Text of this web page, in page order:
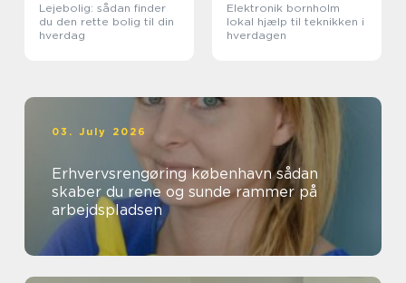
Lejebolig: sådan finder
du den rette bolig til din
hverdag
Elektronik bornholm
lokal hjælp til teknikken i
hverdagen
03. July 2026
Erhvervsrengøring københavn sådan
skaber du rene og sunde rammer på
arbejdspladsen